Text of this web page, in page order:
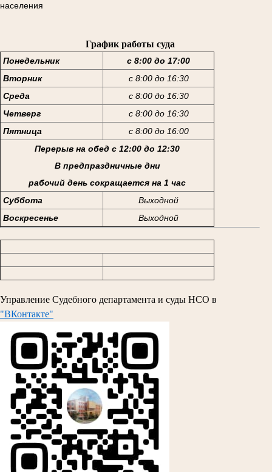
населения
График работы суда
Понедельник
с 8:00 до 17:00
Вторник
с 8:00 до 16:30
Среда
с 8:00 до 16:30
Четверг
с 8:00 до 16:30
Пятница
с 8:00 до 16:00
Перерыв на обед с 12:00 до 12:30
В предпраздничные дни
рабочий день сокращается на 1 час
Суббота
Выходной
Воскресенье
Выходной
Управление Судебного департамента и суды НСО в
"ВКонтакте"